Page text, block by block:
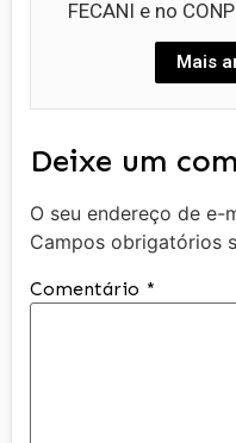
FECANI e no
Mais
Deixe um
O seu endereço de e-
Campos obrigatórios
Comentário *